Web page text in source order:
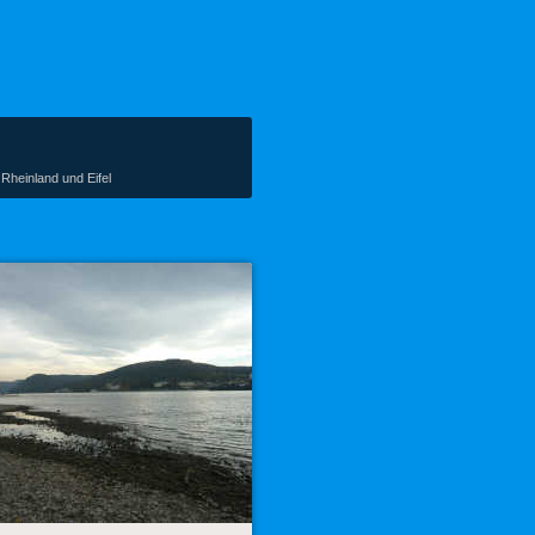
und Eifel